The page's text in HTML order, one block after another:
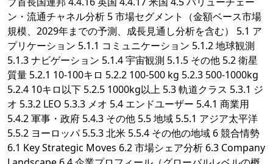
ン・流通チャネル分析 5 市場セグメント（金額ベース市場
規模、2029年までの予測、成長見通し分析を含む） 5.1 ア
プリケーション 5.1.1 コミュニケーション 5.1.2 地球観測
5.1.3 ナビゲーション 5.1.4 宇宙観測 5.1.5 その他 5.2 衛星
質量 5.2.1 10-100キロ 5.2.2 100-500 kg 5.2.3 500-1000kg
5.2.4 10キロ以下 5.2.5 1000kg以上 5.3 軌道クラス 5.3.1 ジ
オ 5.3.2 LEO 5.3.3 メオ 5.4 エンドユーザー 5.4.1 商業用
5.4.2 軍事・政府 5.4.3 その他 5.5 地域 5.5.1 アジア太平洋
5.5.2 ヨーロッパ 5.5.3 北米 5.5.4 その他の地域 6 競合情勢
6.1 Key Strategic Moves 6.2 市場シェア分析 6.3 Company